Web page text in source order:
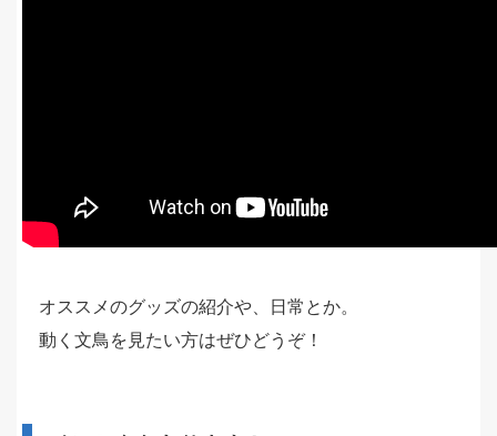
オススメのグッズの紹介や、日常とか。
動く文鳥を見たい方はぜひどうぞ！